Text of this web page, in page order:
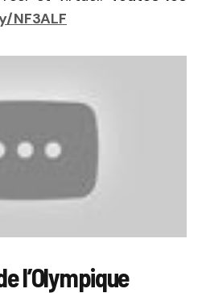
NF3ALF
l’Olympique